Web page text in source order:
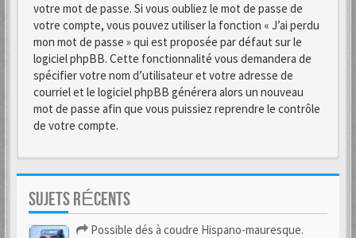
votre mot de passe. Si vous oubliez le mot de passe de
votre compte, vous pouvez utiliser la fonction « J’ai perdu
mon mot de passe » qui est proposée par défaut sur le
logiciel phpBB. Cette fonctionnalité vous demandera de
spécifier votre nom d’utilisateur et votre adresse de
courriel et le logiciel phpBB générera alors un nouveau
mot de passe afin que vous puissiez reprendre le contrôle
de votre compte.
SUJETS RÉCENTS
Possible dés à coudre Hispano-mauresque.